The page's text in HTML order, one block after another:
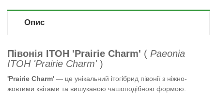
Опис
Півонія ITOH 'Prairie Charm' ( Paeonia
ITOH 'Prairie Charm')
'Prairie Charm' — це унікальний ітогібрид півонії з ніжно-
жовтими квітами та вишуканою чашоподібною формою.